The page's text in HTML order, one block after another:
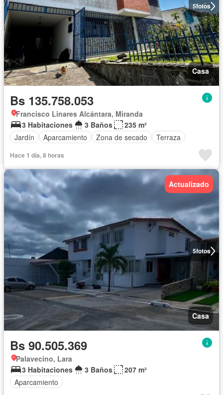
5fotos
Casa
Bs 135.758.053
Francisco Linares Alcántara, Miranda
3 Habitaciones
3 Baños
235 m²
Jardín
Aparcamiento Zona de secado Terraza
Hace 1 día, 8 horas
5fotos
Actualizado
Casa
Bs 90.505.369
Palavecino, Lara
3 Habitaciones
3 Baños
207 m²
Aparcamiento